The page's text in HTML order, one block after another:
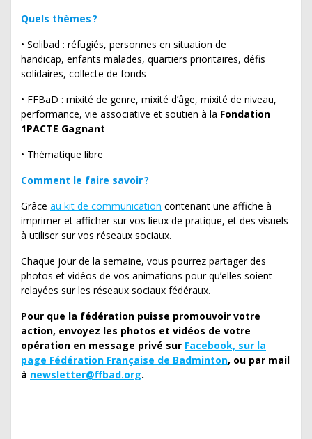
Quels thèmes ?
• Solibad : réfugiés, personnes en situation de
handicap, enfants malades, quartiers prioritaires, défis
solidaires, collecte de fonds
• FFBaD : mixité de genre, mixité d’âge, mixité de niveau,
performance, vie associative et soutien à la Fondation
1PACTE Gagnant
• Thématique libre
Comment le faire savoir ?
Grâce au kit de communication contenant une affiche à
imprimer et afficher sur vos lieux de pratique, et des visuels
à utiliser sur vos réseaux sociaux.
Chaque jour de la semaine, vous pourrez partager des
photos et vidéos de vos animations pour qu’elles soient
relayées sur les réseaux sociaux fédéraux.
Pour que la fédération puisse promouvoir votre
action, envoyez les photos et vidéos de votre
opération en message privé sur Facebook, sur la
page Fédération Française de Badminton, ou par mail
à newsletter@ffbad.org.